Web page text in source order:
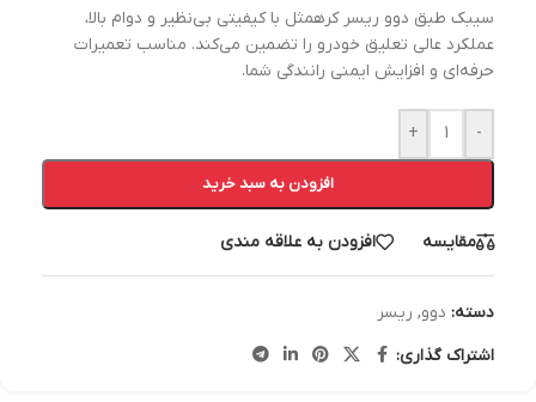
سیبک طبق دوو ریسر کرهمثل با کیفیتی بی‌نظیر و دوام بالا،
عملکرد عالی تعلیق خودرو را تضمین می‌کند. مناسب تعمیرات
حرفه‌ای و افزایش ایمنی رانندگی شما.
-
+
افزودن به سبد خرید
مقایسه افزودن به علاقه مندی
دسته: دوو, ریسر
اشتراک گذاری: